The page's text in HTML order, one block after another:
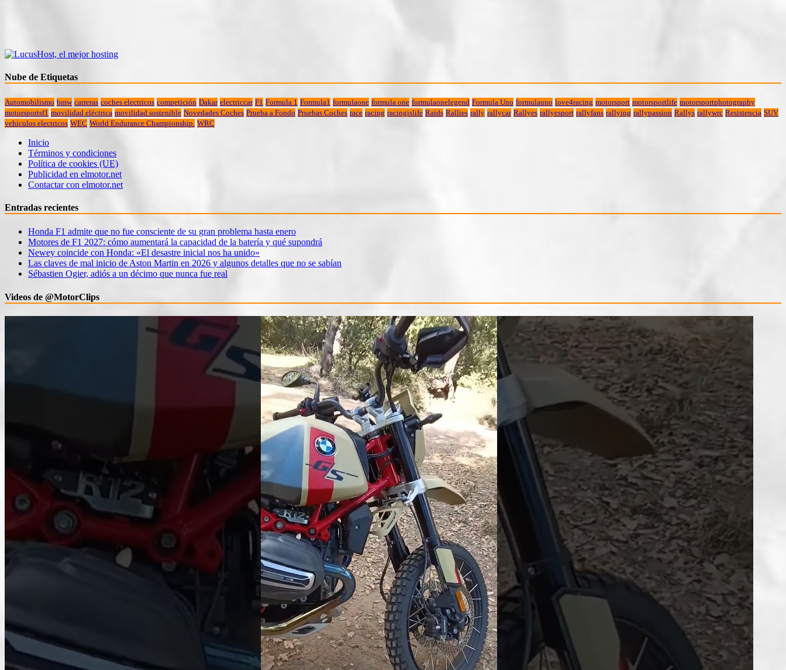
Nube de Etiquetas
Automobilismo bmw carreras coches electricos competición Dakar electriccar F1 Formula 1 Formula1 formulaone formula one formulaonelegend Formula Uno formulauno love4racing motorsport motorsportlife motorsportphotography
motorsportsf1 movilidad eléctrica movilidad sostenible Novedades Coches Prueba a Fondo Pruebas Coches race racing racingislife Raids Rallies rally rallycar Rallyes rallyesport rallyfans rallying rallypassion Rallys rallywrc Resistencia SUV
vehiculos electricos WEC World Endurance Championship. WRC
Inicio
Términos y condiciones
Política de cookies (UE)
Publicidad en elmotor.net
Contactar con elmotor.net
Entradas recientes
Honda F1 admite que no fue consciente de su gran problema hasta enero
Motores de F1 2027: cómo aumentará la capacidad de la batería y qué supondrá
Newey coincide con Honda: «El desastre inicial nos ha unido»
Las claves de mal inicio de Aston Martin en 2026 y algunos detalles que no se sabían
Sébastien Ogier, adiós a un décimo que nunca fue real
Videos de @MotorClips